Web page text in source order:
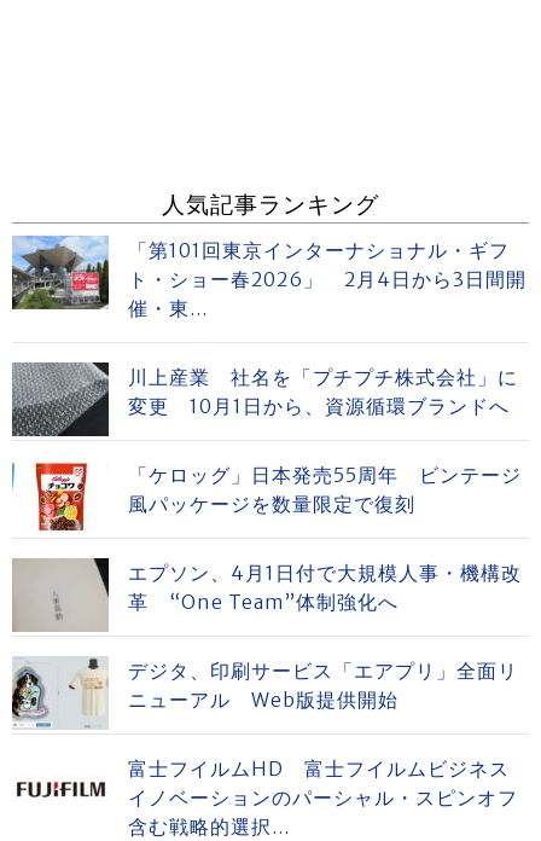
人気記事ランキング
「第101回東京インターナショナル・ギフ
ト・ショー春2026」 2月4日から3日間開
催・東...
川上産業 社名を「プチプチ株式会社」に
変更 10月1日から、資源循環ブランドへ
「ケロッグ」日本発売55周年 ビンテージ
風パッケージを数量限定で復刻
エプソン、4月1日付で大規模人事・機構改
革 “One Team”体制強化へ
デジタ、印刷サービス「エアプリ」全面リ
ニューアル Web版提供開始
富士フイルムHD 富士フイルムビジネス
イノベーションのパーシャル・スピンオフ
含む戦略的選択...